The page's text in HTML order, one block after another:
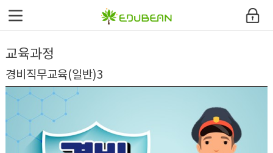
에듀빈
환급과정안내
교육과정
커뮤니티
교육과정
경비직무교육(일반)3